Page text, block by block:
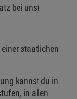
bei uns)
staatlichen
kannst du in
in allen